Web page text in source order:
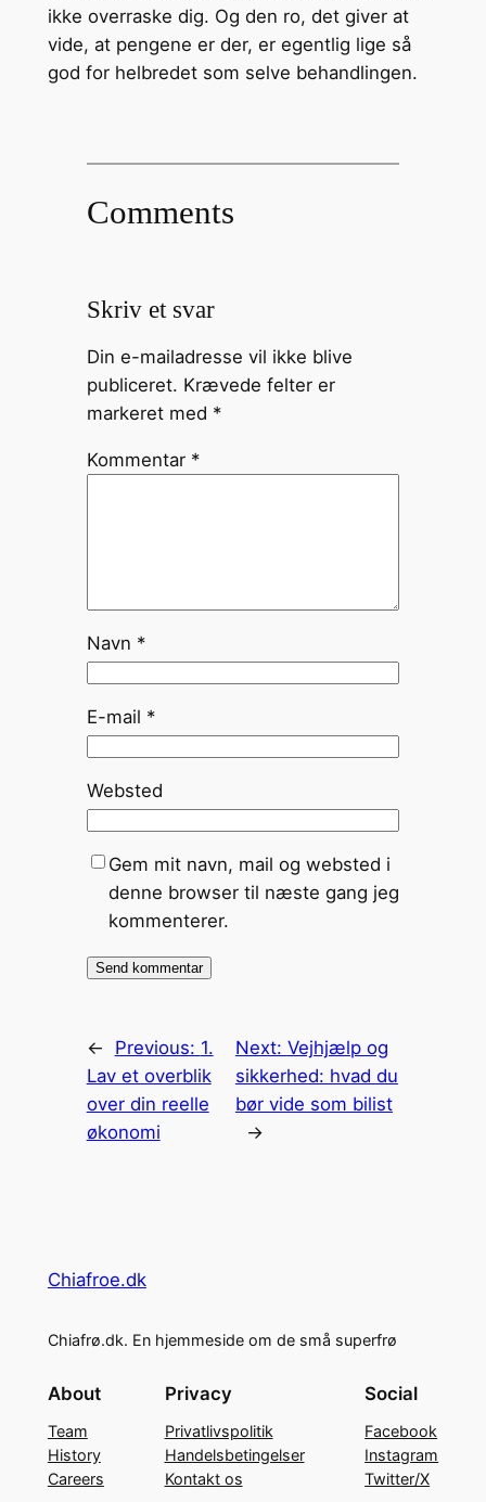
ikke overraske dig. Og den ro, det giver at
vide, at pengene er der, er egentlig lige så
god for helbredet som selve behandlingen.
Comments
Skriv et svar
Din e-mailadresse vil ikke blive
publiceret. Krævede felter er
markeret med *
Kommentar *
Navn *
E-mail *
Websted
Gem mit navn, mail og websted i
denne browser til næste gang jeg
kommenterer.
← Previous: 1.
Lav et overblik
over din reelle
økonomi
Next: Vejhjælp og
sikkerhed: hvad du
bør vide som bilist
→
Chiafroe.dk
Chiafrø.dk. En hjemmeside om de små superfrø
About
Team
History
Careers
Privacy
Privatlivspolitik
Handelsbetingelser
Kontakt os
Social
Facebook
Instagram
Twitter/X